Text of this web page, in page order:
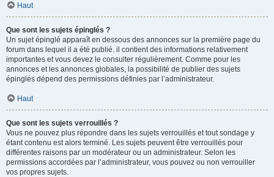
Haut
Que sont les sujets épinglés ?
Un sujet épinglé apparaît en dessous des annonces sur la première page du
forum dans lequel il a été publié. il contient des informations relativement
importantes et vous devez le consulter régulièrement. Comme pour les
annonces et les annonces globales, la possibilité de publier des sujets
épinglés dépend des permissions définies par l’administrateur.
Haut
Que sont les sujets verrouillés ?
Vous ne pouvez plus répondre dans les sujets verrouillés et tout sondage y
étant contenu est alors terminé. Les sujets peuvent être verrouillés pour
différentes raisons par un modérateur ou un administrateur. Selon les
permissions accordées par l’administrateur, vous pouvez ou non verrouiller
vos propres sujets.